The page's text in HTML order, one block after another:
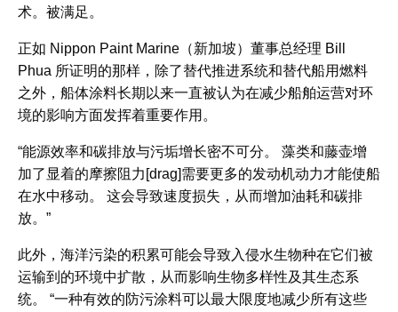
术。被满足。
正如 Nippon Paint Marine（新加坡）董事总经理 Bill
Phua 所证明的那样，除了替代推进系统和替代船用燃料
之外，船体涂料长期以来一直被认为在减少船舶运营对环
境的影响方面发挥着重要作用。
“能源效率和碳排放与污垢增长密不可分。 藻类和藤壶增
加了显着的摩擦阻力[drag]需要更多的发动机动力才能使船
在水中移动。 这会导致速度损失，从而增加油耗和碳排
放。”
此外，海洋污染的积累可能会导致入侵水生物种在它们被
运输到的环境中扩散，从而影响生物多样性及其生态系
统。 “一种有效的防污涂料可以最大限度地减少所有这些